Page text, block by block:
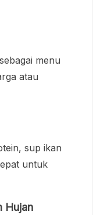
menu
atau
sup ikan
untuk
Hujan